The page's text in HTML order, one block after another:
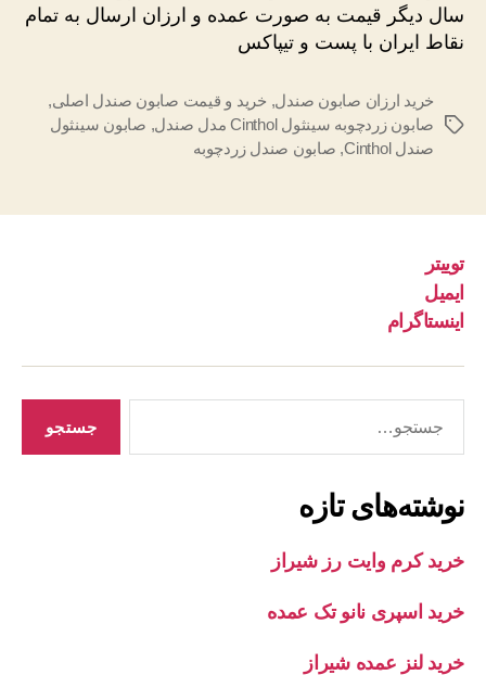
سال دیگر قیمت به صورت عمده و ارزان ارسال به تمام
نقاط ایران با پست و تیپاکس
برچسب‌ها
خرید ارزان صابون صندل, خرید و قیمت صابون صندل اصلی,
صابون زردچوبه سینثول Cinthol مدل صندل
, صابون سینثول
صندل Cinthol
, صابون صندل زردچوبه
توییتر
ایمیل
اینستاگرام
نوشته‌های تازه
خرید کرم وایت رز شیراز
خرید اسپری نانو تک عمده
خرید لنز عمده شیراز